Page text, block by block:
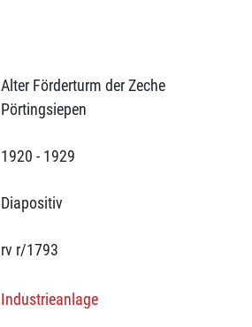
Alter Förderturm der Zeche
Pörtingsiepen
1920 - 1929
Diapositiv
rv r/1793
Industrieanlage